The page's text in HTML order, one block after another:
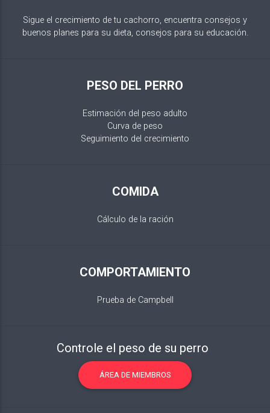
Sigue el crecimiento de tu cachorro, encuentra consejos y
buenos planes para su dieta, consejos para su educación.
PESO DEL PERRO
Estimación del peso adulto
Curva de peso
Seguimiento del crecimiento
COMIDA
Cálculo de la ración
COMPORTAMIENTO
Prueba de Campbell
Controle el peso de su perro
ÁREA DE MIEMBROS